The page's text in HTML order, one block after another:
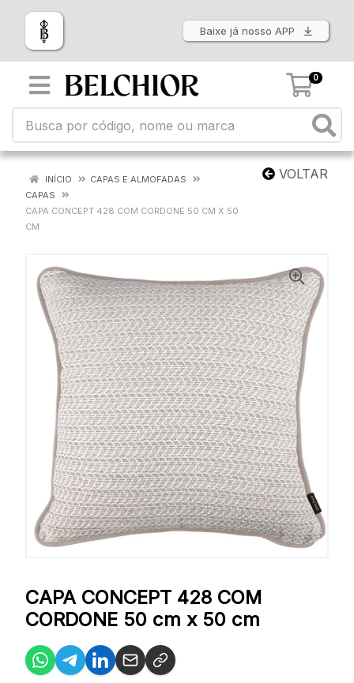
Baixe já nosso APP
0
VOLTAR
INÍCIO
CAPAS E ALMOFADAS
CAPAS
CAPA CONCEPT 428 COM CORDONE 50 CM X 50
CM
CAPA CONCEPT 428 COM
CORDONE 50 cm x 50 cm